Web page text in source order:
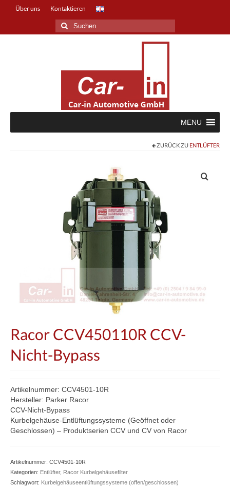
Über uns Kontaktieren
Suche
nach:
MENU
ZURÜCK ZU ENTLÜFTER
Racor CCV450110R CCV-
Nicht-Bypass
Artikelnummer: CCV4501-10R
Hersteller: Parker Racor
CCV-Nicht-Bypass
Kurbelgehäuse-Entlüftungssysteme (Geöffnet oder
Geschlossen) – Produktserien CCV und CV von Racor
Artikelnummer: CCV4501-10R
Kategorien: Entlüfter, Racor Kurbelgehäusefilter
Schlagwort: Kurbelgehäuseentlüftungssysteme (offen/geschlossen)